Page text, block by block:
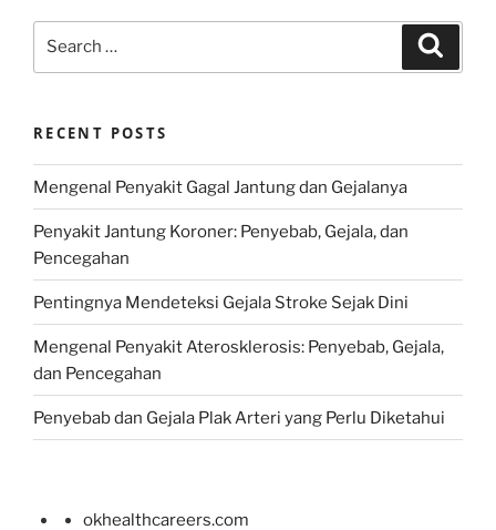
RECENT POSTS
Mengenal Penyakit Gagal Jantung dan Gejalanya
Penyakit Jantung Koroner: Penyebab, Gejala, dan
Pencegahan
Pentingnya Mendeteksi Gejala Stroke Sejak Dini
Mengenal Penyakit Aterosklerosis: Penyebab, Gejala,
dan Pencegahan
Penyebab dan Gejala Plak Arteri yang Perlu Diketahui
okhealthcareers.com